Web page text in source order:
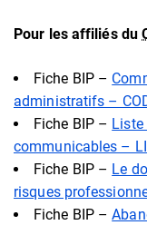
Pour les affiliés du
Fiche BIP –
administratifs –
Fiche BIP –
communicables –
Fiche BIP – Le
risques
Fiche BIP –